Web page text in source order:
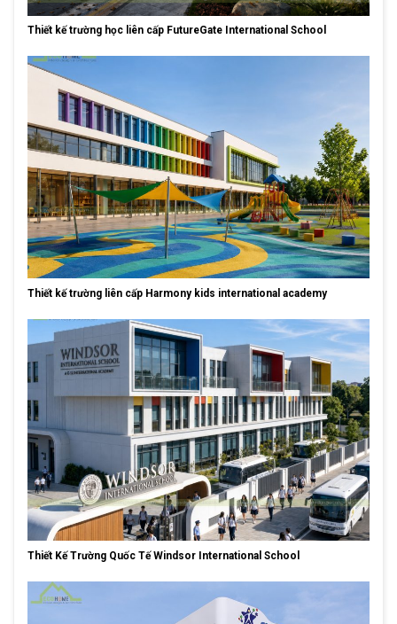
Thiết kế trường học liên cấp FutureGate International School
Thiết kế trường liên cấp Harmony kids international academy
Thiết Kế Trường Quốc Tế Windsor International School